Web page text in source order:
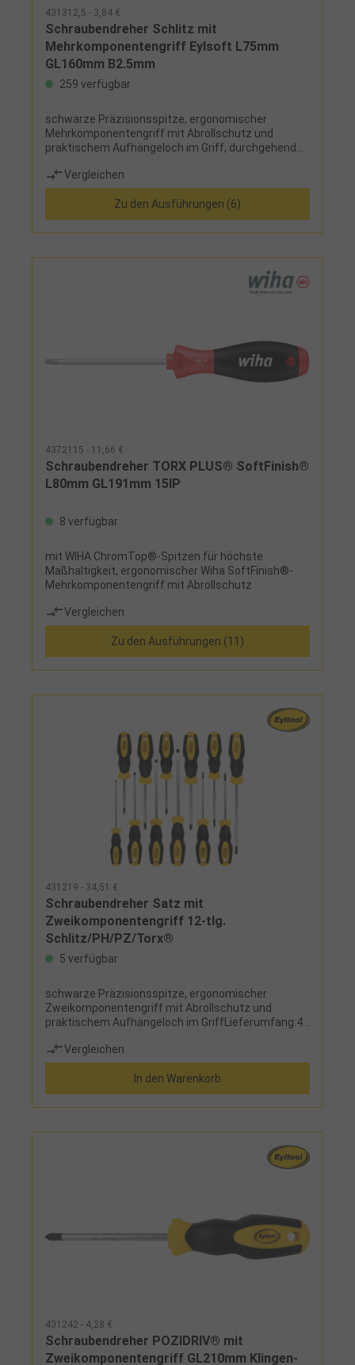
431312,5 - 3,84 €
Schraubendreher Schlitz mit
Mehrkomponentengriff Eylsoft L75mm
GL160mm B2,5mm
259 verfügbar
schwarze Präzisionsspitze, ergonomischer
Mehrkomponentengriff mit Abrollschutz und
praktischem Aufhängeloch im Griff, durchgehend
Vergleichen
Zu den Ausführungen (6)
4372115 - 11,66 €
Schraubendreher TORX PLUS® SoftFinish®
L80mm GL191mm 15IP
8 verfügbar
mit WIHA ChromTop®-Spitzen für höchste
Maßhaltigkeit, ergonomischer Wiha SoftFinish®-
Mehrkomponentengriff mit Abrollschutz
Vergleichen
Zu den Ausführungen (11)
431219 - 34,51 €
Schraubendreher Satz mit
Zweikomponentengriff 12-tlg.
Schlitz/PH/PZ/Torx®
5 verfügbar
schwarze Präzisionsspitze, ergonomischer
Zweikomponentengriff mit Abrollschutz und
praktischem Aufhängeloch im GriffLieferumfang:4
Schraubendreher Phillips®: PH1 - PH22
Schraubendreher Pozidriv®: PZ1 - PZ24
Schraubendreher Torx®: T15 - T20- T25 - T30
Vergleichen
In den Warenkorb
431242 - 4,28 €
Schraubendreher POZIDRIV® mit
Zweikomponentengriff GL210mm Klingen-